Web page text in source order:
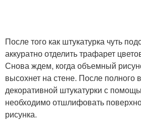
После того как штукатурка чуть
аккуратно отделить трафарет
Снова ждем, когда объемный
высохнет на стене. После полного
декоративной штукатурки с
необходимо отшлифовать
рисунка.